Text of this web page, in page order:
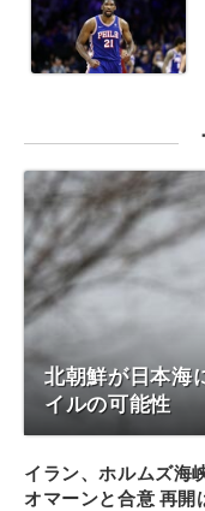
北朝鮮が日本海
イルの可能性
イラン、ホルムズ海
オマーンと合意 再開